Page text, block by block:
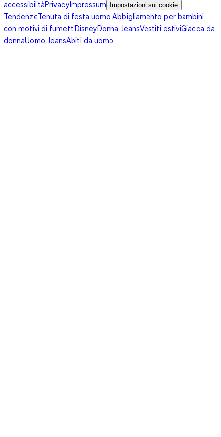
accessibilitàPrivacyImpressum Impostazioni sui cookie
TendenzeTenuta di festa uomoAbbigliamento per bambini
con motivi di fumettiDisneyDonna JeansVestiti estiviGiacca da
donnaUomo JeansAbiti da uomo